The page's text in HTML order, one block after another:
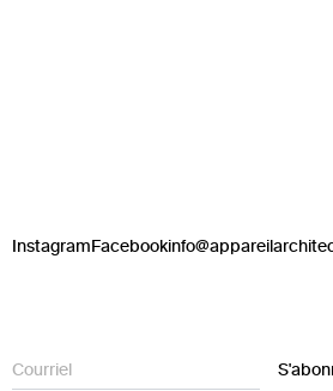
InstagramFacebook